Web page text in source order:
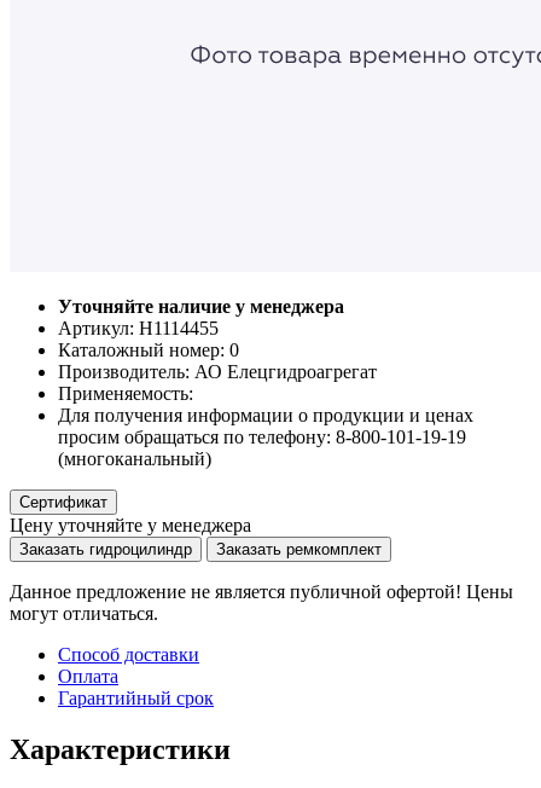
Уточняйте наличие у менеджера
Артикул: Н1114455
Каталожный номер: 0
Производитель: АО Елецгидроагрегат
Применяемость:
Для получения информации о продукции и ценах
просим обращаться по телефону: 8-800-101-19-19
(многоканальный)
Сертификат
Цену уточняйте у менеджера
Заказать гидроцилиндр Заказать ремкомплект
Данное предложение не является публичной офертой! Цены
могут отличаться.
Способ доставки
Оплата
Гарантийный срок
Характеристики